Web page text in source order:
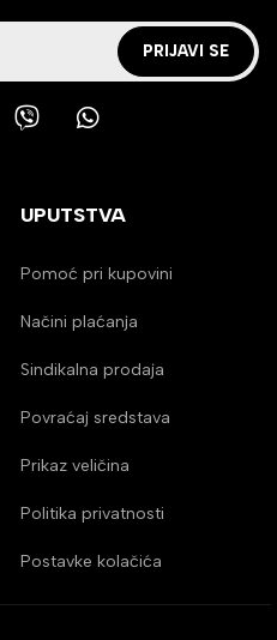
PRIJAVI SE
UPUTSTVA
Pomoć pri kupovini
Načini plaćanja
Sindikalna prodaja
Povraćaj sredstava
Prikaz veličina
Politika privatnosti
Postavke kolačića